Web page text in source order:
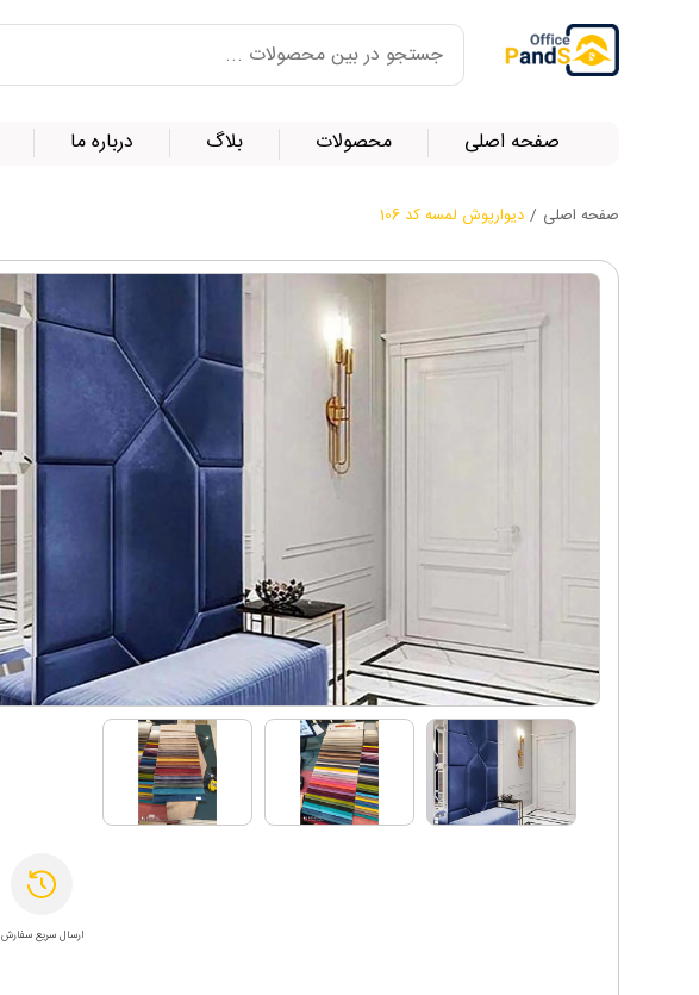
صفحه اصلی محصولات بلاگ درباره ما
صفحه اصلی / دیوارپوش لمسه کد 106
ارسال سریع سفارش